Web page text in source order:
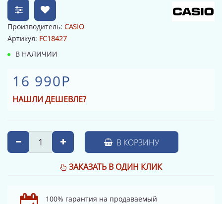
Производитель: CASIO
Артикул: FC18427
В НАЛИЧИИ
16 990Р
НАШЛИ ДЕШЕВЛЕ?
В КОРЗИНУ
ЗАКАЗАТЬ В ОДИН КЛИК
100% гарантия на продаваемый